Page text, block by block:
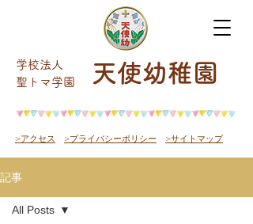
天使幼稚園
学校法人
​聖トマ学園
>アクセス >プライバシーポリシー >サイトマップ
記事
All Posts